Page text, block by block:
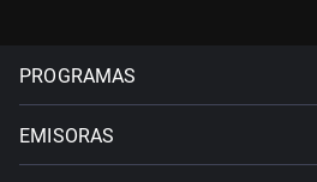
PROGRAMAS
EMISORAS